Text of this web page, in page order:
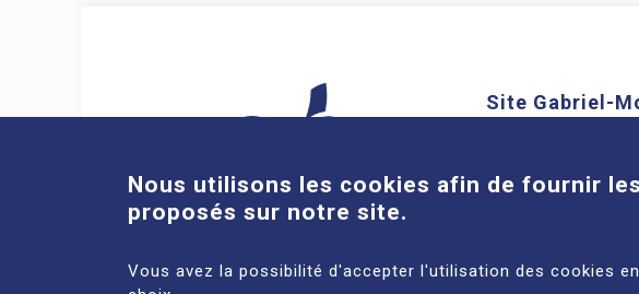
Site Gabriel-
Nous utilisons les cookies afin de fournir
proposés sur notre site.
Vous avez la possibilité d'accepter l'utilisation des cookies